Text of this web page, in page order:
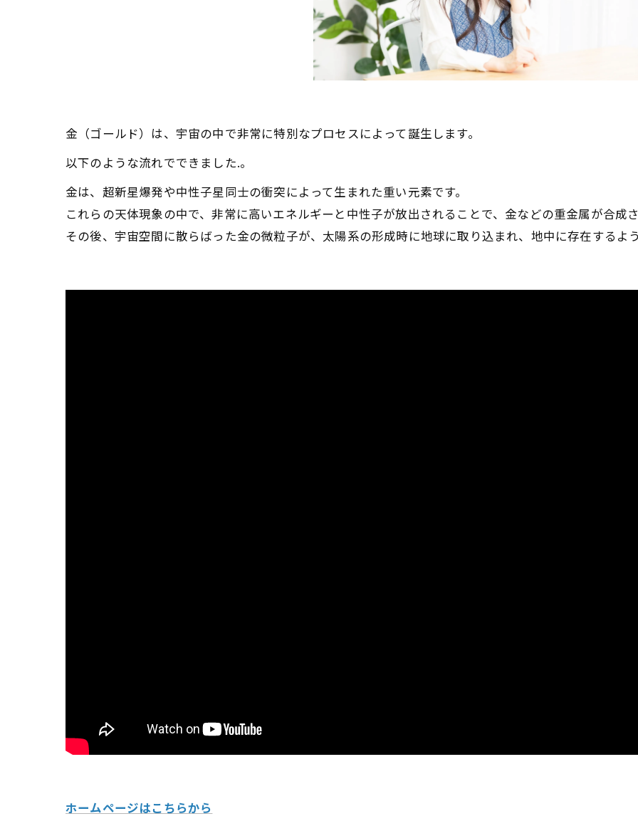
金（ゴールド）は、宇宙の中で非常に特別なプロセスによって誕生します。
以下のような流れでできました.。
金は、超新星爆発や中性子星同士の衝突によって生まれた重い元素です。
これらの天体現象の中で、非常に高いエネルギーと中性子が放出されることで、金などの重金属が合成さ
その後、宇宙空間に散らばった金の微粒子が、太陽系の形成時に地球に取り込まれ、地中に存在するよ
ホームページはこちらから